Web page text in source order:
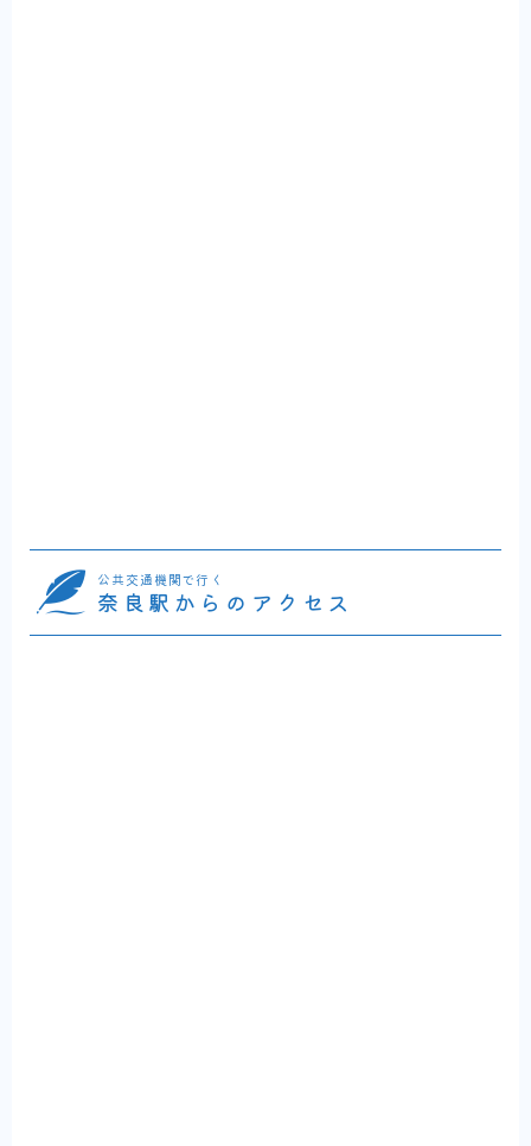
公共交通機関で行く
奈良駅からのアクセス